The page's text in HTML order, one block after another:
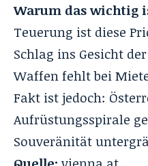
Warum das wichtig
Teuerung ist diese
Schlag ins Gesicht
Waffen fehlt bei
Fakt ist jedoch:
Aufrüstungsspirale
Souveränität